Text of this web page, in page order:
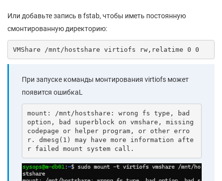
Или добавьте запись в fstab, чтобы иметь постоянную
смонтированную директорию:
VMShare /mnt/hostshare virtiofs rw,relatime 0 0
При запуске команды монтирования virtiofs может
появится ошибкаL
mount: /mnt/hostshare: wrong fs type, bad
option, bad superblock on vmshare, missing
codepage or helper program, or other erro
r. dmesg(1) may have more information afte
r failed mount system call.